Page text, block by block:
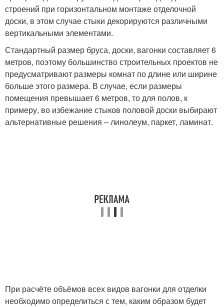
строений при горизонтальном монтаже отделочной
доски, в этом случае стыки декорируются различными
вертикальными элементами.
Стандартный размер бруса, доски, вагонки составляет 6
метров, поэтому большинство строительных проектов не
предусматривают размеры комнат по длине или ширине
больше этого размера. В случае, если размеры
помещения превышает 6 метров, то для полов, к
примеру, во избежание стыков половой доски выбирают
альтернативные решения – линолеум, паркет, ламинат.
При расчёте объёмов всех видов вагонки для отделки
необходимо определиться с тем, каким образом будет